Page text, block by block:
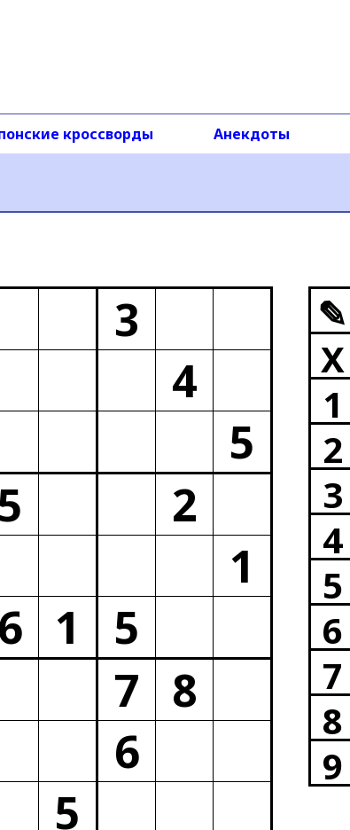
кроссворды Анекдоты
3
4
5
5
2
1
6 1
5
7 8
6
5
✎
X
1
2
3
4
5
6
7
8
9